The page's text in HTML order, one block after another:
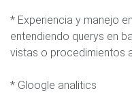
* Experiencia y manejo
entendiendo querys en
vistas o procedimientos
* Gloogle analitics